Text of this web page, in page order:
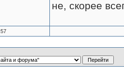
не, скорее